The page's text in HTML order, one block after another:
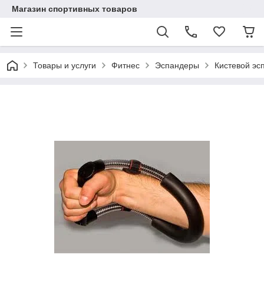
Магазин спортивных товаров
Товары и услуги Фитнес Эспандеры Кистевой